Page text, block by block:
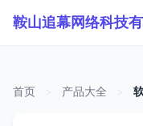
首页 产品大全